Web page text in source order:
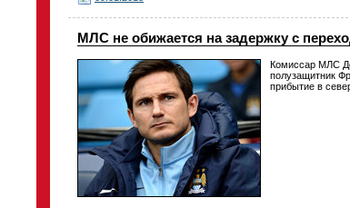
МЛС не обижается на задержку с
Комиссар МЛС
полузащитник
прибытие в